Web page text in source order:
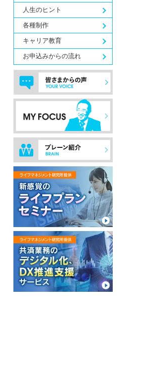
人生のヒント
各種制作
キャリア教育
お申込みからの流れ